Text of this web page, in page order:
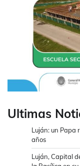
Ultimas
Luján: un Papa
años
Luján, Capital